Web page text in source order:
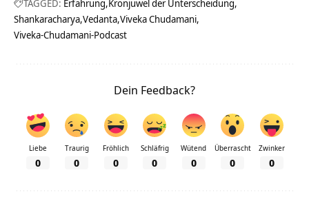
TAGGED: Erfahrung Kronjuwel der Unterscheidung
Shankaracharya Vedanta Viveka Chudamani
Viveka-Chudamani-Podcast
Dein Feedback?
Liebe
0
Traurig
0
Fröhlich
0
Schläfrig
0
Wütend
0
Überrascht
0
Zwinker
0